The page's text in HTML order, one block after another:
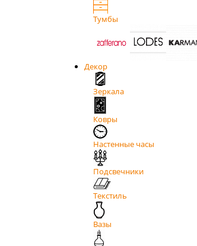
Тумбы
Декор
Зеркала
Ковры
Настенные часы
Подсвечники
Текстиль
Вазы